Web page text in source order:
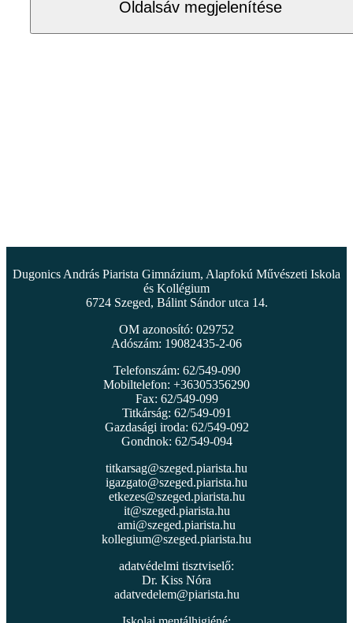
Oldalsáv megjelenítése
Dugonics András Piarista Gimnázium, Alapfokú Művészeti Iskola
és Kollégium
6724 Szeged, Bálint Sándor utca 14.
OM azonosító: 029752
Adószám: 19082435-2-06
Telefonszám: 62/549-090
Mobiltelefon: +36305356290
Fax: 62/549-099
Titkárság: 62/549-091
Gazdasági iroda: 62/549-092
Gondnok: 62/549-094
titkarsag@szeged.piarista.hu
igazgato@szeged.piarista.hu
etkezes@szeged.piarista.hu
it@szeged.piarista.hu
ami@szeged.piarista.hu
kollegium@szeged.piarista.hu
adatvédelmi tisztviselő:
Dr. Kiss Nóra
adatvedelem@piarista.hu